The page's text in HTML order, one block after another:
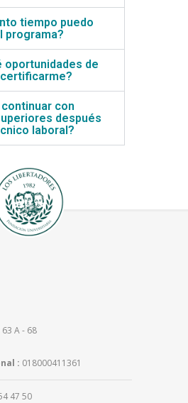
tiempo puedo
programa?
oportunidades de
con
después
laboral?
A - 68
: 018000411361
47 50